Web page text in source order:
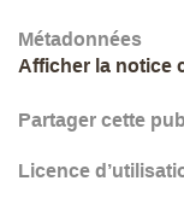
Métadonnées
Afficher la notice
Partager cette
Licence